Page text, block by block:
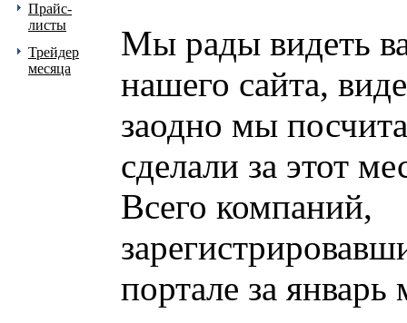
Прайс-
листы
Трейдер
месяца
Мы рады видеть
нашего сайта,
заодно мы
сделали за этот
Всего компаний,
портале за